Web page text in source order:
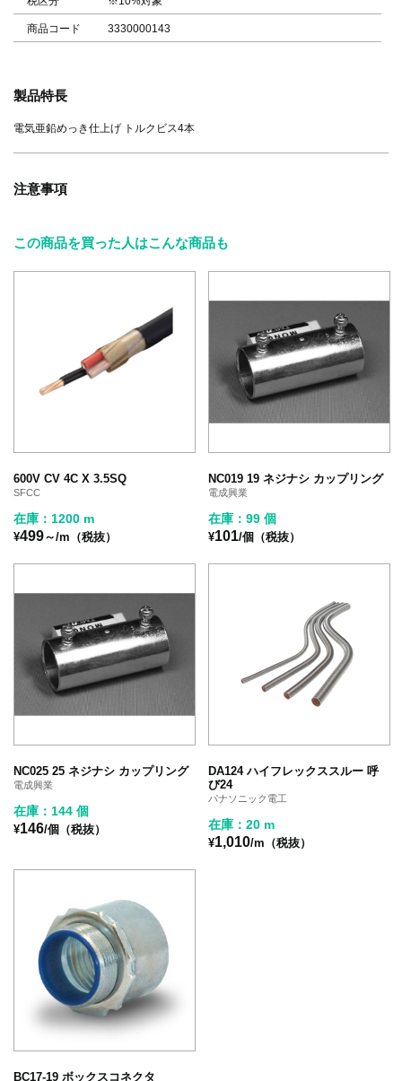
商品コード 3330000143
製品特長
電気亜鉛めっき仕上げ トルクビス4本
注意事項
この商品を買った人はこんな商品も
600V CV 4C X 3.5SQ
SFCC
在庫：1200 m
¥499～/m（税抜）
NC019 19 ネジナシ カップリング
電成興業
在庫：99 個
¥101/個（税抜）
NC025 25 ネジナシ カップリング
電成興業
在庫：144 個
¥146/個（税抜）
DA124 ハイフレックススルー 呼
び24
パナソニック電工
在庫：20 m
¥1,010/m（税抜）
BC17-19 ボックスコネクタ